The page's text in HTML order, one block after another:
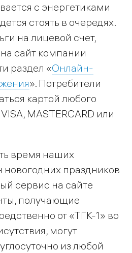
с энергетиками
стоять в очередях.
на лицевой счет,
сайт компании
раздел «Онлайн-
». Потребители
картой любого
MASTERCARD или
время наших
новогодних праздников
сервис на сайте
получающие
от «ТГК-1» во
могут
из любой